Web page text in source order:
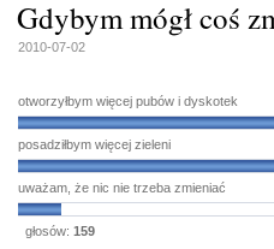
Gdybym mógł coś
2010-07-02
otworzyłbym więcej pubów i dyskotek
posadziłbym więcej zieleni
uważam, że nic nie trzeba zmieniać
głosów: 159